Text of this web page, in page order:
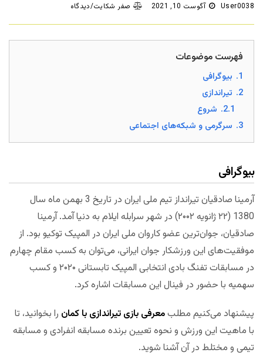
User0038 آگوست 10, 2021 صفر شکایت/دیدگاه
فهرست موضوعات
1. بیوگرافی
2. تیراندازی
2.1. شروع
3. سرگرمی و شبکه‌های اجتماعی
بیوگرافی
آرمینا صادقیان تیرانداز تیم ملی ایران در تاریخ 3 بهمن ماه سال
1380 (۲۲ ژانویه ۲۰۰۲) در شهر سرابله ایلام به دنیا آمد. آرمینا
صادقیان، جوان‌ترین عضو کاروان ملی ایران در المپیک توکیو بود. از
موفقیت‌های این ورزشکار جوان ایرانی، می‌توان به کسب مقام چهارم
در مسابقات تفنگ بادی انتخابی المپیک تابستانی ۲۰۲۰ و کسب
سهمیه با حضور در فینال این مسابقات اشاره کرد.
پیشنهاد می‌کنیم مطلبمعرفی بازی تیراندازی با کمان را بخوانید، تا
با ماهیت این ورزش و نحوه تعیین برنده مسابقه انفرادی و مسابقه
تیمی و مختلط در آن آشنا شوید.